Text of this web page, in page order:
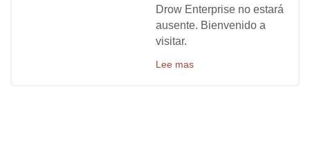
Drow Enterprise no estará
ausente. Bienvenido a
visitar.
Lee mas